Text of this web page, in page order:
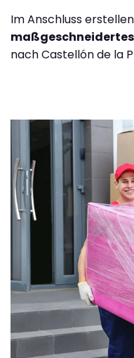
Im Anschluss
nach Castellón de la